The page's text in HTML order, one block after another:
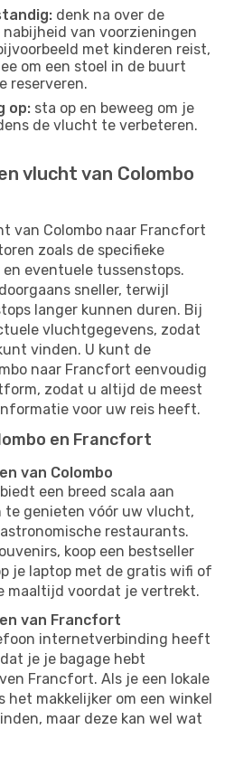
denk na over de
van voorzieningen
met kinderen reist,
om een ​​stoel in de buurt
reserveren.
op: sta op en beweeg om je
de vlucht te verbeteren.
vlucht van Colombo
van Colombo naar Francfort
zoals de specifieke
eventuele tussenstops.
sneller, terwijl
langer kunnen duren. Bij
vluchtgegevens, zodat
vinden. U kunt de
naar Francfort eenvoudig
zodat u altijd de meest
voor uw reis heeft.
en Francfort
van Colombo
een breed scala aan
te genieten vóór uw vlucht,
restaurants.
koop een bestseller
je laptop met de gratis wifi of
maaltijd voordat je vertrekt.
van Francfort
internetverbinding heeft
je je bagage hebt
Francfort. Als je een lokale
het makkelijker om een ​​winkel
maar deze kan wel wat